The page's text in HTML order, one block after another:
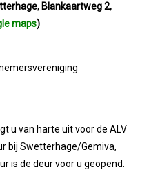
Blankaartweg 2,
maps)
u van harte uit voor de ALV
bij Swetterhage/Gemiva,
is de deur voor u geopend.